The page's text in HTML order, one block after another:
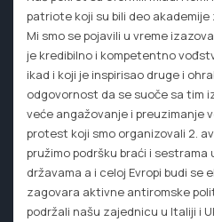
patriote koji su bili deo akademije
Mi smo se pojavili u vreme
je kredibilno i kompetentno
ikad i koji je inspirisao druge i
odgovornost da se suoče sa tim
veće angažovanje i preuzimanje
protest koji smo organizovali 2.
pružimo podršku braći i sestrama
državama a i celoj Evropi budi se
zagovara aktivne antiromske
podržali našu zajednicu u Italiji i